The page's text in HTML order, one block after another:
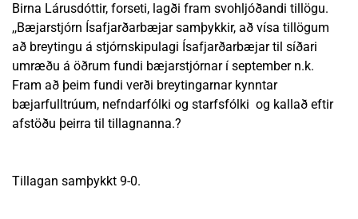
Birna Lárusdóttir, forseti, lagði fram svohljóðandi tillögu.
,,Bæjarstjórn Ísafjarðarbæjar samþykkir, að vísa tillögum
að breytingu á stjórnskipulagi Ísafjarðarbæjar til síðari
umræðu á öðrum fundi bæjarstjórnar í september n.k.
Fram að þeim fundi verði breytingarnar kynntar
bæjarfulltrúum, nefndarfólki og starfsfólki og kallað eftir
afstöðu þeirra til tillagnanna.?
Tillagan samþykkt 9-0.